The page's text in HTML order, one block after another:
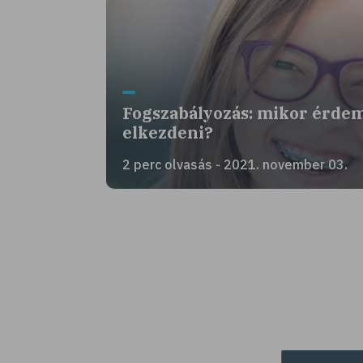
Fogszabályozás: mikor
elkezdeni?
2 perc olvasás - 2021. november 03.